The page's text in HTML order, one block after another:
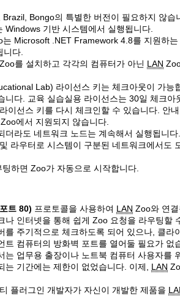
Bongo의 특별한 버전이 필요하지 않습
Windows 기반 시스템에서 실행됩니다.
는 Microsoft .NET Framework 4.8를 지원하는
니다.
Zoo를 설치하고 각각의 컴퓨터가 아닌 LAN
Lab) 라이선스 키는 체크아웃이 가능
다. 교육 실습실용 라이선스는 30일 체크아
이선스 키를 다시 체크인할 수 있습니다. 안
Zoo에서 지원되지 않습니다.
더라도 네트워크 노드는 계속해서 실행됩니다.
라우터로 시스템이 구분된 네트워크에서도
하면 Zoo가 자동으로 시작합니다.
트 80) 프로토콜을 사용하여 LAN Zoo와 연
인터넷을 통해 쉽게 Zoo 요청을 라우팅할
를 주기적으로 체크하도록 되어 있으나, 클라
컴퓨터의 방화벽 포트를 열어둘 필요가 없
는 업무용 출장이나 노트북 컴퓨터 사용자를
는 기간에는 제한이 없었습니다. 이제, LAN
플러그인 개발자가 자신이 개발한 제품을